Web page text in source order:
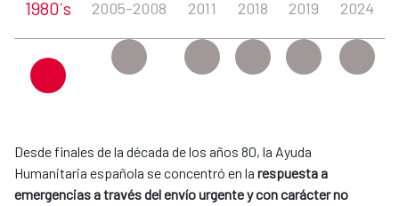
1980´s 2005-2008 2011 2018 2019 2024
Desde finales de la década de los años 80, la Ayuda
Humanitaria española se concentró en la respuesta a
emergencias a través del envío urgente y con carácter no